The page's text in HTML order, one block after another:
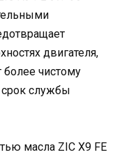
двигателя,
более чистому
срок службы
масла ZIC X9 FE